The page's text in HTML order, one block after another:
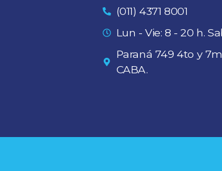
(011) 4371 8001
Lun - Vie: 8 - 20 h.
Paraná 749 4to y
CABA.